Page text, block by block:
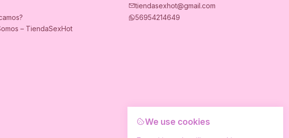
– TiendaSexHot
tiendasexhot@gmail.com
56954214649
We use cookies